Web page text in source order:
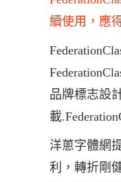
續使用，應
品牌標志設
載
洋蔥字體網
利，轉折剛